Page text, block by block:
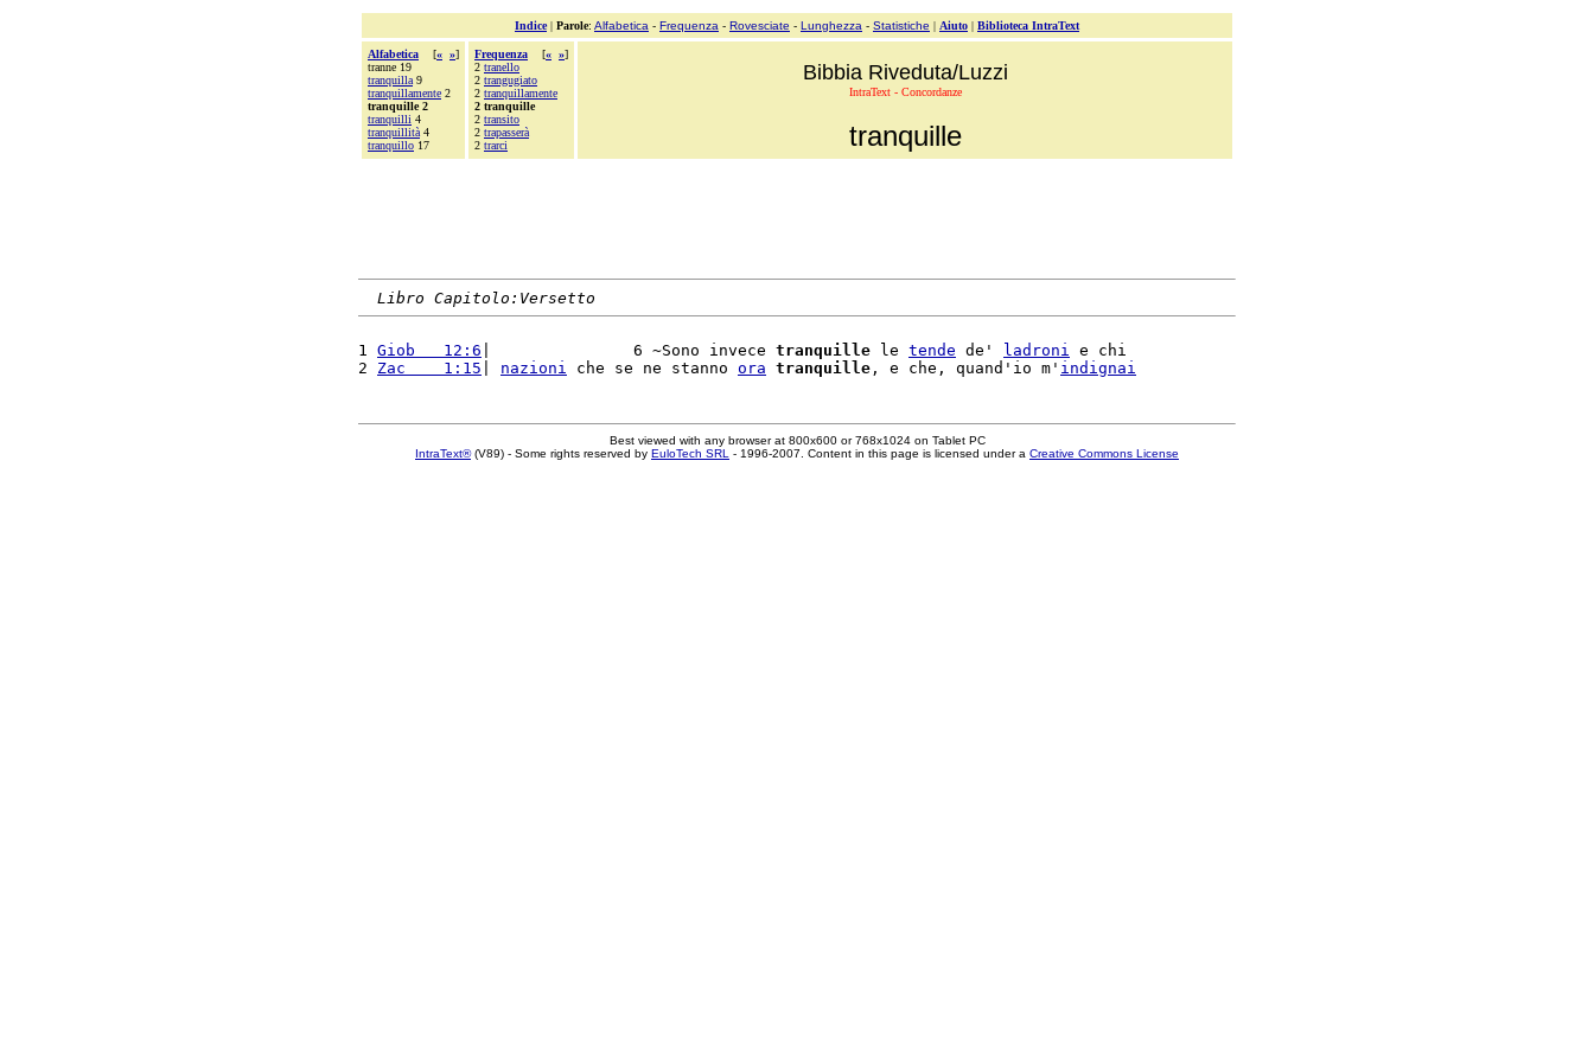
Indice| Parole: Alfabetica - Frequenza - Rovesciate - Lunghezza - Statistiche | Aiuto | Biblioteca IntraText
Alfabetica [« »]
tranne 19
tranquilla 9
tranquillamente 2
tranquille 2
tranquilli 4
tranquillità 4
tranquillo 17
Frequenza [« »]
2 tranello
2 trangugiato
2 tranquillamente
2 tranquille
2 transito
2 trapasserà
2 trarci
Bibbia Riveduta/Luzzi
IntraText - Concordanze
tranquille
Libro Capitolo:Versetto
1 Giob   12:6 |               6 ~Sono invece tranquille le tende de' ladroni e chi
2 Zac    1:15 nazioni che se ne stanno ora tranquille , e che, quand'io m' indignai
Best viewed with any browser at 800x600 or 768x1024 on Tablet PC
IntraText®(V89) - Some rights reserved by EuloTech SRL - 1996-2007. Content in this page is licensed under a Creative Commons License